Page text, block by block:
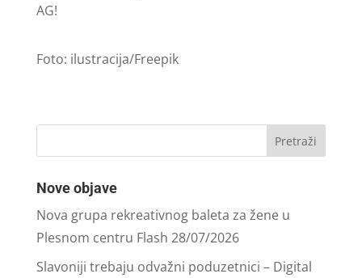
AG!
Foto: ilustracija/Freepik
Nove objave
Nova grupa rekreativnog baleta za žene u
Plesnom centru Flash 28/07/2026
Slavoniji trebaju odvažni poduzetnici – Digital